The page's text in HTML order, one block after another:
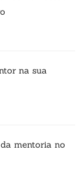
na sua
mentoria no